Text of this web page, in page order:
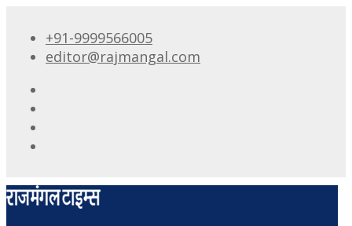
+91-9999566005
editor@rajmangal.com